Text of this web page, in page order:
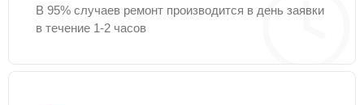
В 95% случаев ремонт производится в день заявки
в течение 1-2 часов